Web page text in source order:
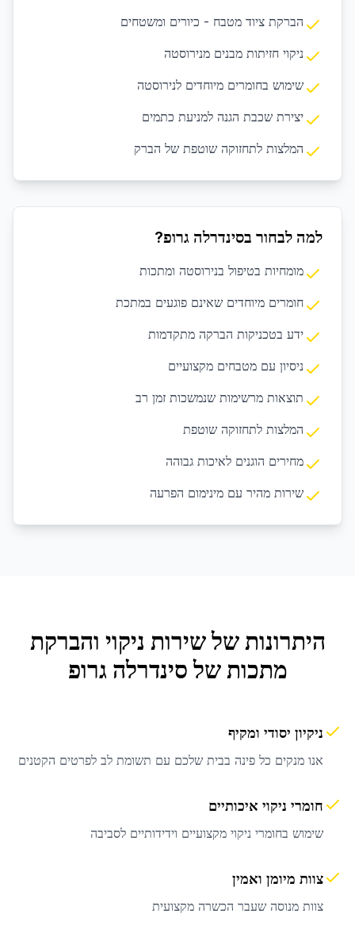
הברקת ציוד מטבח - כיורים ומשטחים
ניקוי חזיתות מבנים מנירוסטה
שימוש בחומרים מיוחדים לנירוסטה
יצירת שכבת הגנה למניעת כתמים
המלצות לתחזוקה שוטפת של הברק
למה לבחור בסינדרלה גרופ?
מומחיות בטיפול בנירוסטה ומתכות
חומרים מיוחדים שאינם פוגעים במתכת
ידע בטכניקות הברקה מתקדמות
ניסיון עם מטבחים מקצועיים
תוצאות מרשימות שנמשכות זמן רב
המלצות לתחזוקה שוטפת
מחירים הוגנים לאיכות גבוהה
שירות מהיר עם מינימום הפרעה
היתרונות של שירות ניקוי והברקת
מתכות של סינדרלה גרופ
ניקיון יסודי ומקיף
אנו מנקים כל פינה בבית שלכם עם תשומת לב לפרטים הקטנים
חומרי ניקוי איכותיים
שימוש בחומרי ניקוי מקצועיים וידידותיים לסביבה
צוות מיומן ואמין
צוות מנוסה שעבר הכשרה מקצועית